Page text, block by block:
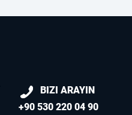
BIZI ARAYIN
+90 530 220 04 90